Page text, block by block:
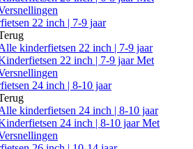
22 inch | 7-9 jaar
kinderfietsen 22 inch | 7-9 jaar
22 inch | 7-9 jaar Met
24 inch | 8-10 jaar
kinderfietsen 24 inch | 8-10 jaar
24 inch | 8-10 jaar Met